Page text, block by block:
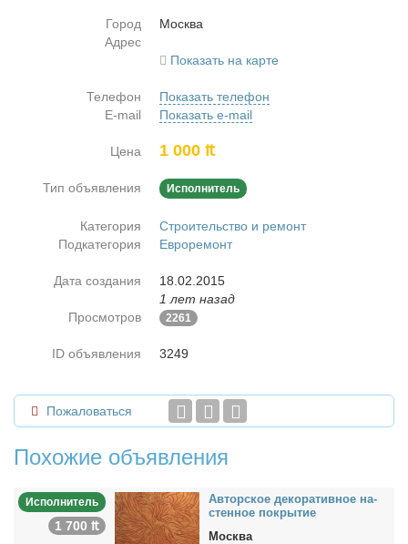
Город
Москва
Адрес
Показать на карте
Телефон
Показать телефон
E-mail
Показать e-mail
Цена 1 000 ₶
Тип объявления Исполнитель
Категория
Строительство и ремонт
Подкатегория
Евроремонт
Дата создания
18.02.2015
1 лет назад
Просмотров
2261
ID объявления 3249
Пожаловаться
Похожие объявления
Исполнитель
1 700 ₶
Ав­тор­ское де­ко­ра­тив­ное на­
стен­ное по­кры­тие
Москва